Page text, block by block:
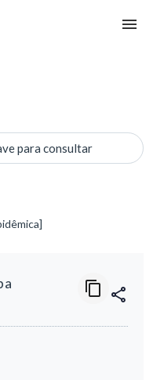
para consultar